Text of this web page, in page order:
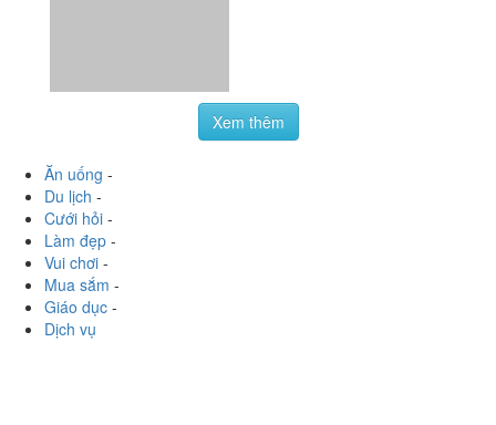
Xem thêm
Ăn uống -
Du lịch -
Cưới hỏi -
Làm đẹp -
Vui chơi -
Mua sắm -
Giáo dục -
Dịch vụ